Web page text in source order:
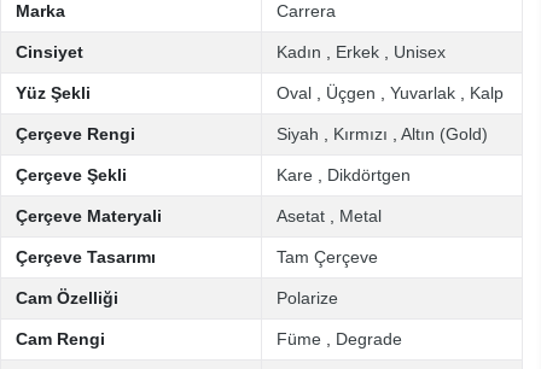
Marka Carrera
Cinsiyet Kadın Erkek Unisex
Yüz Şekli Oval Üçgen Yuvarlak Kalp
Çerçeve Rengi Siyah Kırmızı Altın (Gold)
Çerçeve Şekli Kare Dikdörtgen
Çerçeve Materyali Asetat Metal
Çerçeve Tasarımı Tam Çerçeve
Cam Özelliği Polarize
Cam Rengi Füme Degrade